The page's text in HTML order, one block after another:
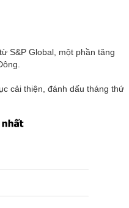
S&P Global, một phần tăng
cải thiện, đánh dấu tháng thứ